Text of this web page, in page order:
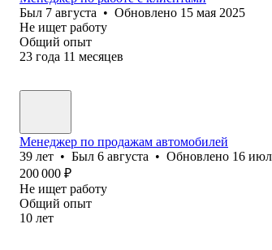
Был 7 августа • Обновлено 15 мая 2025
Не ищет работу
Общий опыт
23 года 11 месяцев
Менеджер по продажам автомобилей
39 лет • Был 6 августа • Обновлено 16
200 000 ₽
Не ищет работу
Общий опыт
10 лет